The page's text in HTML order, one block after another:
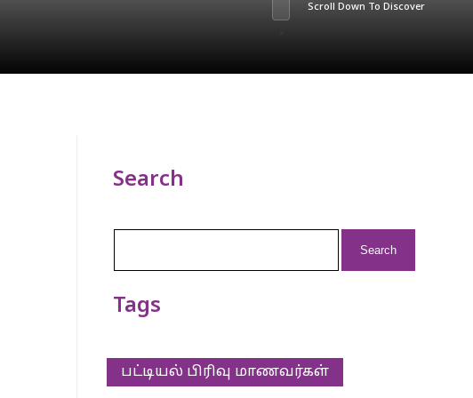
Scroll Down To Discover
Search
Tags
பட்டியல் பிரிவு மாணவர்கள்